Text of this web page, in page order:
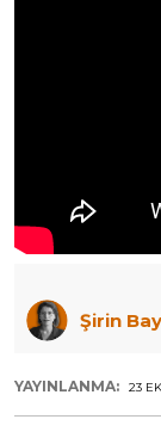
Şirin
YAYINLANMA: 23